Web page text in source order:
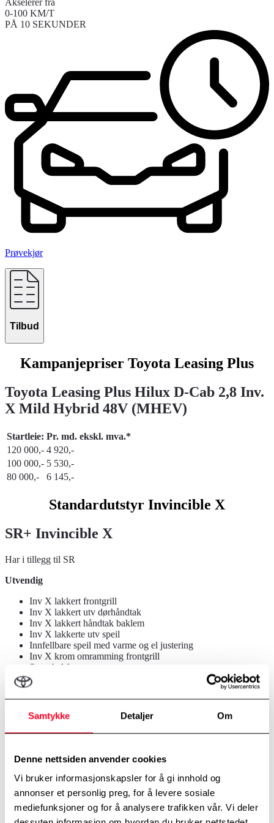
Samtykke Detaljer Om
Denne nettsiden anvender cookies
Vi bruker informasjonskapsler for å gi innhold og
annonser et personlig preg, for å levere sosiale
mediefunksjoner og for å analysere trafikken vår. Vi deler
Akselerer fra
0-100 KM/T
PÅ 10 SEKUNDER
Prøvekjør
Tilbud
Kampanjepriser Toyota Leasing Plus
Toyota Leasing Plus Hilux D-Cab 2,8 Inv.
X Mild Hybrid 48V (MHEV)
Startleie: Pr. md. ekskl. mva.*
120 000,- 4 920,-
100 000,- 5 530,-
80 000,-
6 145,-
Standardutstyr Invincible X
SR+ Invincible X
Har i tillegg til SR
Utvendig
Inv X lakkert frontgrill
Inv X lakkert utv dørhåndtak
Inv X lakkert håndtak baklem
Inv X lakkerte utv speil
Innfellbare speil med varme og el justering
Inv X krom omramming frontgrill
Svart bakfanger
Lakkert Inv X frontfanger
Inv X hjulbuedekor
BI LED hovedlys
Auto høydejust hovedlys
LED baklys
Parksensor foran og bak
Inv X Alufelg
Innvendig
Skinn girspak med svarte detaljer
Inv X krom detaljer instrumentpanel
Navigasjon